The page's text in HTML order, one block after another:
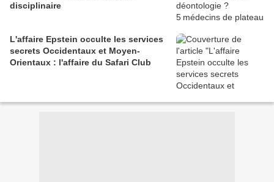
disciplinaire
L'affaire Epstein occulte les services
secrets Occidentaux et Moyen-
Orientaux : l'affaire du Safari Club